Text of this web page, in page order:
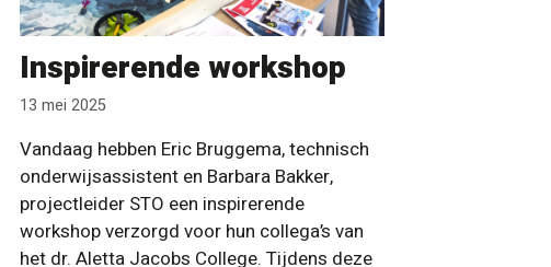
Inspirerende workshop
13 mei 2025
Vandaag hebben Eric Bruggema, technisch
onderwijsassistent en Barbara Bakker,
projectleider STO een inspirerende
workshop verzorgd voor hun collega’s van
het dr. Aletta Jacobs College. Tijdens deze